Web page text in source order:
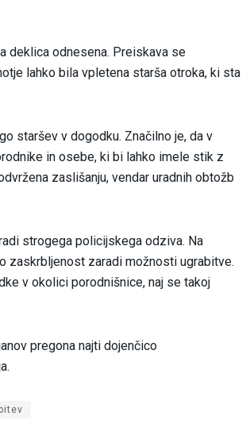
deklica odnesena. Preiskava se
lahko bila vpletena starša otroka, ki sta
staršev v dogodku. Značilno je, da v
in osebe, ki bi lahko imele stik z
zaslišanju, vendar uradnih obtožb
strogega policijskega odziva. Na
zaskrbljenost zaradi možnosti ugrabitve.
v okolici porodnišnice, naj se takoj
pregona najti dojenčico